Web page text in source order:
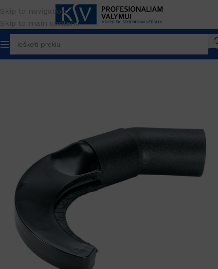
Skip to navigation
Skip to main content
Pradžia PREKĖS ŽENKLAS